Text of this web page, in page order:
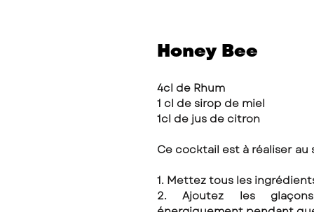
Honey Bee
4cl de Rhum
1 cl de sirop de miel
1cl de jus de citron
Ce cocktail est à réaliser au
2. Ajoutez les